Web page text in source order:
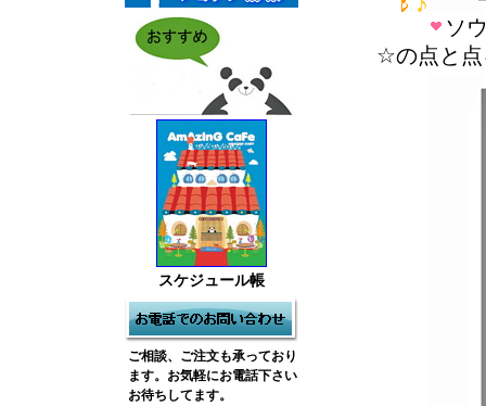
スケジュール帳
ご相談、ご注文も承っており
ます。お気軽にお電話下さい
お待ちしてます。
ソ
☆の点と点